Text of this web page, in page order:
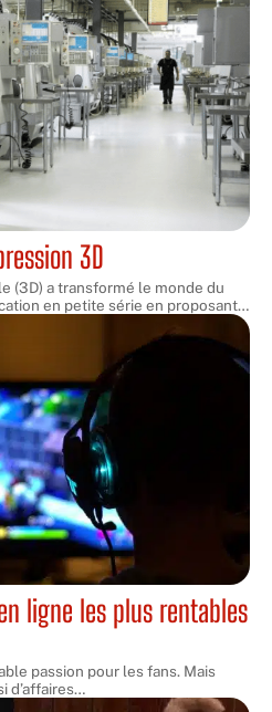
3D
(3D) a transformé le monde du
en petite série en proposant…
ligne les plus rentables
passion pour les fans. Mais
d’affaires…